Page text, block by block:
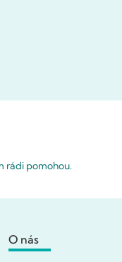
rádi pomohou.
O nás